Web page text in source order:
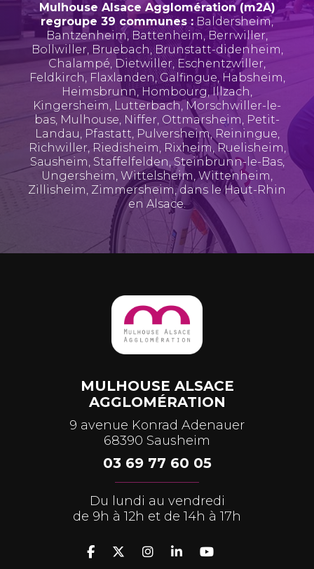
Mulhouse Alsace Agglomération (m2A)
regroupe 39 communes : Baldersheim,
Bantzenheim, Battenheim, Berrwiller,
Bollwiller, Bruebach,Brunstatt-didenheim,
Chalampé, Dietwiller, Eschentzwiller,
Feldkirch, Flaxlanden,Galfingue, Habsheim,
Heimsbrunn, Hombourg,Illzach,
Kingersheim, Lutterbach, Morschwiller-le-
bas, Mulhouse, Niffer, Ottmarsheim, Petit-
Landau, Pfastatt, Pulversheim, Reiningue,
Richwiller, Riedisheim, Rixheim,Ruelisheim,
Sausheim, Staffelfelden, Steinbrunn-le-Bas,
Ungersheim, Wittelsheim,Wittenheim,
Zillisheim, Zimmersheim, dans le Haut-Rhin
en Alsace.
MULHOUSE ALSACE
AGGLOMÉRATION
9 avenue Konrad Adenauer
68390 Sausheim
03 69 77 60 05
Du lundi au vendredi
de 9h à 12h et de 14h à 17h